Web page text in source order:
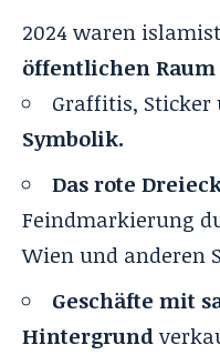
2024 waren
öffentlichen Raum
Graffitis,
Symbolik.
Das rote
Feindmarkierung
Wien und anderen
Geschäfte mit
Hintergrund